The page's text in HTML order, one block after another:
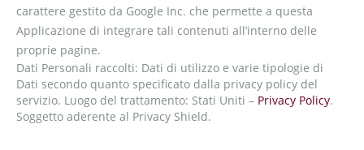
carattere gestito da Google Inc. che permette a questa
Applicazione di integrare tali contenuti all’interno delle
proprie pagine.
Dati Personali raccolti: Dati di utilizzo e varie tipologie di
Dati secondo quanto specificato dalla privacy policy del
servizio. Luogo del trattamento: Stati Uniti – Privacy Policy.
Soggetto aderente al Privacy Shield.